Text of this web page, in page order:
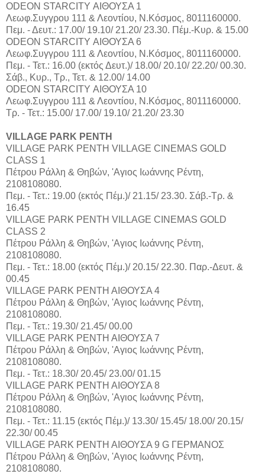
ODEON STARCITY ΑΙΘΟΥΣΑ 1
Λεωφ.Συγγρου 111 & Λεοντίου, Ν.Κόσμος, 8011160000.
Πεμ. - Δευτ.: 17.00/ 19.10/ 21.20/ 23.30. Πέμ.-Κυρ. & 15.00
ODEON STARCITY ΑΙΘΟΥΣΑ 6
Λεωφ.Συγγρου 111 & Λεοντίου, Ν.Κόσμος, 8011160000.
Πεμ. - Τετ.: 16.00 (εκτός Δευτ.)/ 18.00/ 20.10/ 22.20/ 00.30.
Σάβ., Κυρ., Τρ., Τετ. & 12.00/ 14.00
ODEON STARCITY ΑΙΘΟΥΣΑ 10
Λεωφ.Συγγρου 111 & Λεοντίου, Ν.Κόσμος, 8011160000.
Τρ. - Τετ.: 15.00/ 17.00/ 19.10/ 21.20/ 23.30
VILLAGE PARK ΡΕΝΤΗ
VILLAGE PARK ΡΕΝΤΗ VILLAGE CINEMAS GOLD
CLASS 1
Πέτρου Ράλλη & Θηβών, 'Αγιος Ιωάννης Ρέντη,
2108108080.
Πεμ. - Τετ.: 19.00 (εκτός Πέμ.)/ 21.15/ 23.30. Σάβ.-Τρ. &
16.45
VILLAGE PARK ΡΕΝΤΗ VILLAGE CINEMAS GOLD
CLASS 2
Πέτρου Ράλλη & Θηβών, 'Αγιος Ιωάννης Ρέντη,
2108108080.
Πεμ. - Τετ.: 18.00 (εκτός Πέμ.)/ 20.15/ 22.30. Παρ.-Δευτ. &
00.45
VILLAGE PARK ΡΕΝΤΗ ΑΙΘΟΥΣΑ 4
Πέτρου Ράλλη & Θηβών, 'Αγιος Ιωάννης Ρέντη,
2108108080.
Πεμ. - Τετ.: 19.30/ 21.45/ 00.00
VILLAGE PARK ΡΕΝΤΗ ΑΙΘΟΥΣΑ 7
Πέτρου Ράλλη & Θηβών, 'Αγιος Ιωάννης Ρέντη,
2108108080.
Πεμ. - Τετ.: 18.30/ 20.45/ 23.00/ 01.15
VILLAGE PARK ΡΕΝΤΗ ΑΙΘΟΥΣΑ 8
Πέτρου Ράλλη & Θηβών, 'Αγιος Ιωάννης Ρέντη,
2108108080.
Πεμ. - Τετ.: 11.15 (εκτός Πέμ.)/ 13.30/ 15.45/ 18.00/ 20.15/
22.30/ 00.45
VILLAGE PARK ΡΕΝΤΗ ΑΙΘΟΥΣΑ 9 G ΓΕΡΜΑΝΟΣ
Πέτρου Ράλλη & Θηβών, 'Αγιος Ιωάννης Ρέντη,
2108108080.